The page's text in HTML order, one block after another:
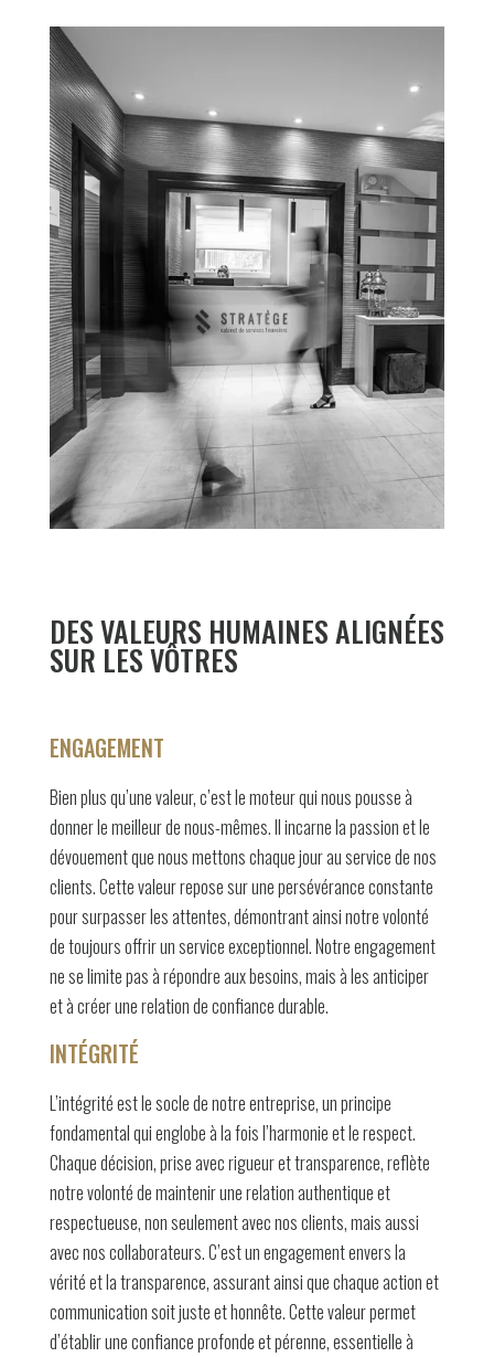
DES VALEURS HUMAINES ALIGNÉES
SUR LES VÔTRES
ENGAGEMENT
Bien plus qu’une valeur, c’est le moteur qui nous pousse à
donner le meilleur de nous-mêmes. Il incarne la passion et le
dévouement que nous mettons chaque jour au service de nos
clients. Cette valeur repose sur une persévérance constante
pour surpasser les attentes, démontrant ainsi notre volonté
de toujours offrir un service exceptionnel. Notre engagement
ne se limite pas à répondre aux besoins, mais à les anticiper
et à créer une relation de confiance durable.
INTÉGRITÉ
L’intégrité est le socle de notre entreprise, un principe
fondamental qui englobe à la fois l’harmonie et le respect.
Chaque décision, prise avec rigueur et transparence, reflète
notre volonté de maintenir une relation authentique et
respectueuse, non seulement avec nos clients, mais aussi
avec nos collaborateurs. C’est un engagement envers la
vérité et la transparence, assurant ainsi que chaque action et
communication soit juste et honnête. Cette valeur permet
d’établir une confiance profonde et pérenne, essentielle à